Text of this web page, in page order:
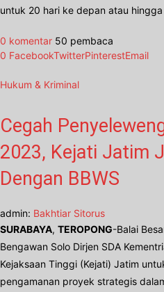
untuk 20 hari ke depan atau
0 komentar 50 pembaca
0 FacebookTwitterPinterestEmail
Hukum & Kriminal
Cegah
2023, Kejati Jatim
Dengan BBWS
admin: Bakhtiar Sitorus
SURABAYA, TEROPONG-Balai
Bengawan Solo Dirjen SDA
Kejaksaan Tinggi (Kejati) Jatim
pengamanan proyek strategis